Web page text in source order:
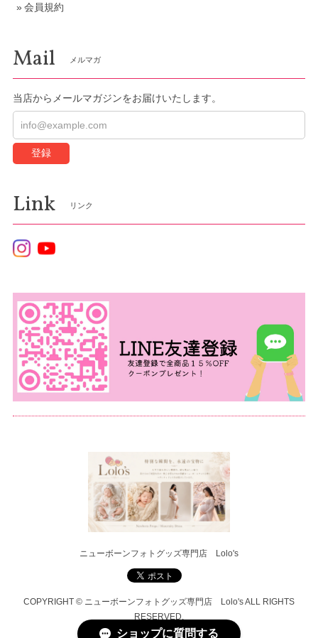
会員規約
Mail メルマガ
当店からメールマガジンをお届けいたします。
登録
Link リンク
ニューボーンフォトグッズ専門店 Lolo's
COPYRIGHT © ニューボーンフォトグッズ専門店 Lolo's ALL RIGHTS
RESERVED.
ショップに質問する